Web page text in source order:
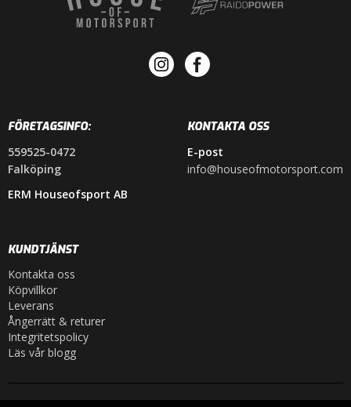
FÖRETAGSINFO:
559525-0472
Falköping
ERM Houseofsport AB
KONTAKTA OSS
E-post
info@houseofmotorsport.com
KUNDTJÄNST
Kontakta oss
Köpvillkor
Leverans
Ångerrätt & returer
Integritetspolicy
Läs vår blogg